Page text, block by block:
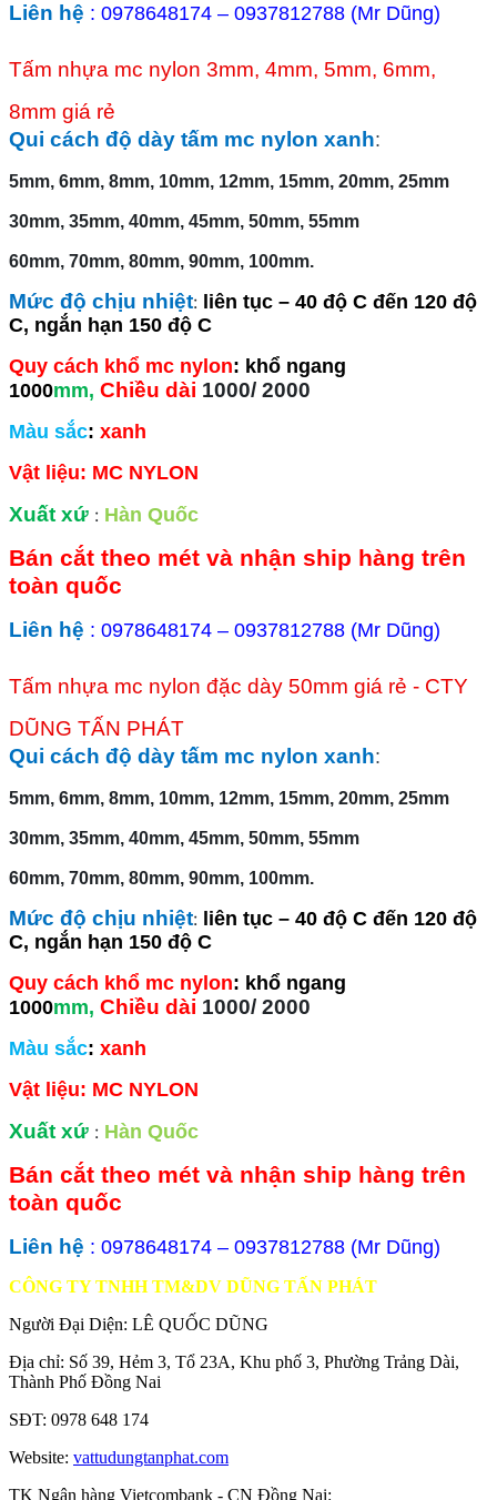
Liên hệ : 0978648174 – 0937812788 (Mr Dũng)
Tấm nhựa mc nylon 3mm, 4mm, 5mm, 6mm,
8mm giá rẻ
Qui cách độ dày tấm mc nylon xanh:
5mm, 6mm, 8mm, 10mm, 12mm, 15mm, 20mm, 25mm
30mm, 35mm, 40mm, 45mm, 50mm, 55mm
60mm, 70mm, 80mm, 90mm, 100mm.
Mức độ chịu nhiệt: liên tục – 40 độ C đến 120 độ
C, ngắn hạn 150 độ C
Quy cách khổ mc nylon: khổ ngang
1000mm, Chiều dài 1000/ 2000
Màu sắc: xanh
Vật liệu: MC NYLON
Xuất xứ : Hàn Quốc
Bán cắt theo mét và nhận ship hàng trên
toàn quốc
Liên hệ : 0978648174 – 0937812788 (Mr Dũng)
Tấm nhựa mc nylon đặc dày 50mm giá rẻ - CTY
DŨNG TẤN PHÁT
Qui cách độ dày tấm mc nylon xanh:
5mm, 6mm, 8mm, 10mm, 12mm, 15mm, 20mm, 25mm
30mm, 35mm, 40mm, 45mm, 50mm, 55mm
60mm, 70mm, 80mm, 90mm, 100mm.
Mức độ chịu nhiệt: liên tục – 40 độ C đến 120 độ
C, ngắn hạn 150 độ C
Quy cách khổ mc nylon: khổ ngang
1000mm, Chiều dài 1000/ 2000
Màu sắc: xanh
Vật liệu: MC NYLON
Xuất xứ : Hàn Quốc
Bán cắt theo mét và nhận ship hàng trên
toàn quốc
Liên hệ : 0978648174 – 0937812788 (Mr Dũng)
CÔNG TY TNHH TM&DV DŨNG TẤN PHÁT
Người Đại Diện: LÊ QUỐC DŨNG
Địa chỉ: Số 39, Hẻm 3, Tổ 23A, Khu phố 3, Phường Trảng Dài,
Thành Phố Đồng Nai
SĐT: 0978 648 174
Website: vattudungtanphat.com
TK Ngân hàng Vietcombank - CN Đồng Nai: